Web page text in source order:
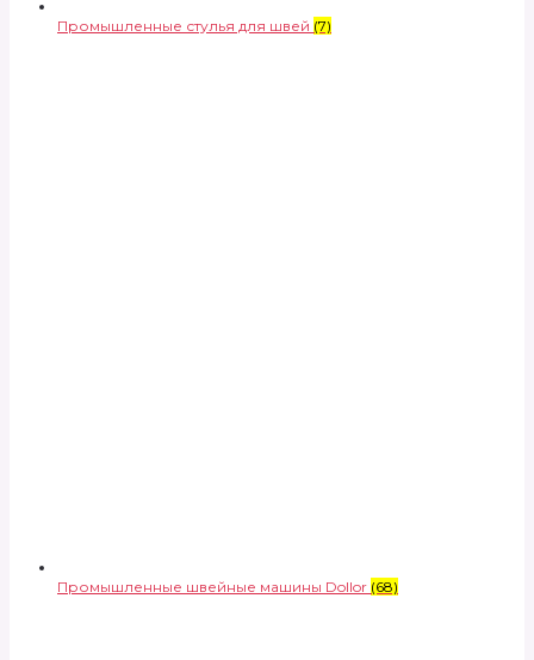
Промышленные стулья для швей (7)
Промышленные швейные машины Dollor (68)